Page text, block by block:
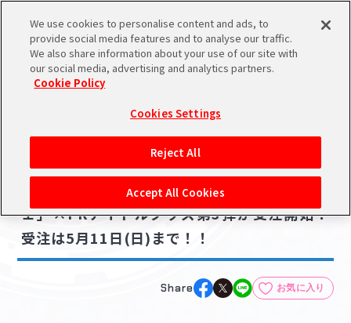
スケジュール 検索
バンダイナムコIDで
アイドルマスター ポータルへの登録について
シリアルコード・
あいことば
活動履歴
閲覧履歴・購入履歴
お気に入り
ニュース
グッズ
2025.04.22
【シンデレラ】「セレクトショップ プリヴ
ェ」×PRアイドルグッズ第3弾が受注開始！
受注は5月11日(日)まで！！
Share お気に入り
We use cookies to personalise content and ads, to
provide social media features and to analyse our traffic.
We also share information about your use of our site with
our social media, advertising and analytics partners.
Cookie Policy
Cookies Settings
Reject All
Accept All Cookies